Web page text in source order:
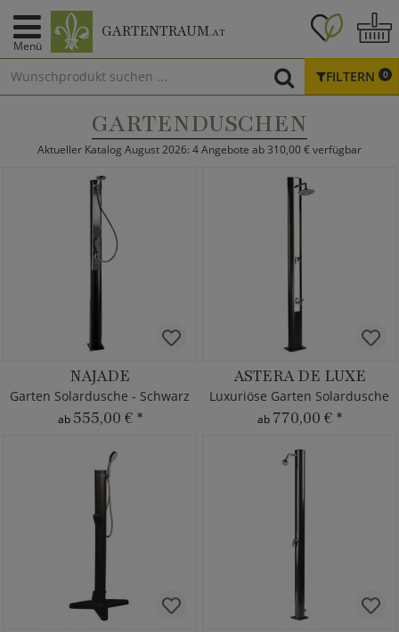
Menü
GARTENTRAUM.AT
FILTERN 0
GARTENDUSCHEN
Aktueller Katalog August 2026: 4 Angebote ab 310,00 € verfügbar
NAJADE
Garten Solardusche - Schwarz
ab 555,00 € *
ASTERA DE LUXE
Luxuriöse Garten Solardusche
ab 770,00 € *